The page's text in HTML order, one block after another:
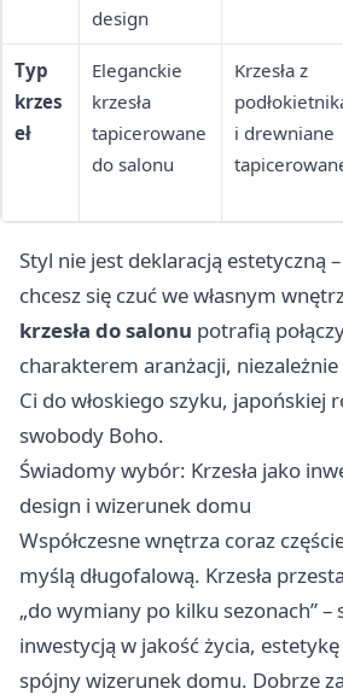
design
Typ
krzes
eł
Eleganckie
krzesła
tapicerowane
do salonu
Krzesła z
i drewniane
Styl nie jest deklaracją estetyczną
chcesz się czuć we własnym
krzesła do salonu potrafią
charakterem aranżacji,
Ci do włoskiego szyku, japońskiej
swobody Boho.
Świadomy wybór: Krzesła jako
design i wizerunek domu
Współczesne wnętrza coraz
myślą długofalową. Krzesła
„do wymiany po kilku sezonach” –
inwestycją w jakość życia,
spójny wizerunek domu. Dobrze